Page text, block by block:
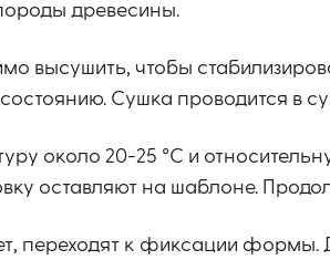
древесины.
высушить, чтобы
Сушка проводится в
около 20-25 °C и
оставляют на шаблоне.
переходят к фиксации формы.